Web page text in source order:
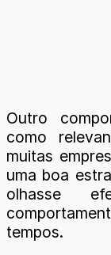
Outro
como
muitas
uma boa
olhasse
tempos.